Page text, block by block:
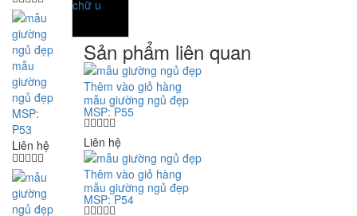
mẫu
giường
ngủ đẹp
MSP:
P53
Liên hệ
Sản phẩm liên quan
Thêm vào giỏ hàng
mẫu giường ngủ đẹp
MSP: P55
Liên hệ
Thêm vào giỏ hàng
mẫu giường ngủ đẹp
MSP: P54